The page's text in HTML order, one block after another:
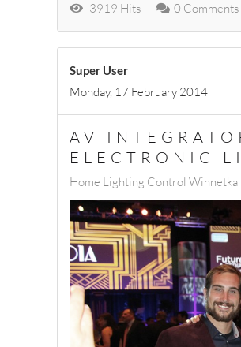
3919 Hits 0 Comments
Super User
Monday, 17 February 2014
AV
ELECTRONIC
Home Lighting Control Winnetka